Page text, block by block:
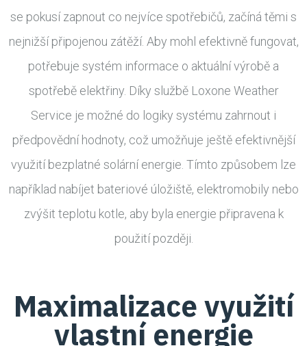
se pokusí zapnout co nejvíce spotřebičů, začíná těmi s
nejnižší připojenou zátěží. Aby mohl efektivně fungovat,
potřebuje systém informace o aktuální výrobě a
spotřebě elektřiny. Díky službě Loxone Weather
Service je možné do logiky systému zahrnout i
předpovědní hodnoty, což umožňuje ještě efektivnější
využití bezplatné solární energie. Tímto způsobem lze
například nabíjet bateriové úložiště, elektromobily nebo
zvýšit teplotu kotle, aby byla energie připravena k
použití později.
Maximalizace využití
vlastní energie